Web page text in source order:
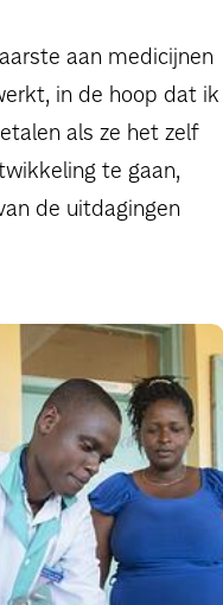
aan medicijnen
in de hoop dat ik
als ze het zelf
te gaan,
de uitdagingen